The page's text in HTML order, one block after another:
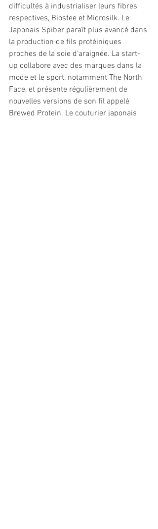
difficultés à industrialiser leurs fibres
respectives, Biostee et Microsilk. Le
Japonais Spiber paraît plus avancé dans
la production de fils protéiniques
proches de la soie d’araignée. La start-
up collabore avec des marques dans la
mode et le sport, notamment The North
Face, et présente régulièrement de
nouvelles versions de son fil appelé
Brewed Protein. Le couturier japonais